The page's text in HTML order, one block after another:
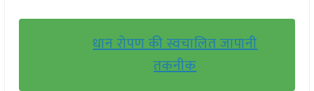
धान रोपण की स्वचालित जापानी
तकनीक